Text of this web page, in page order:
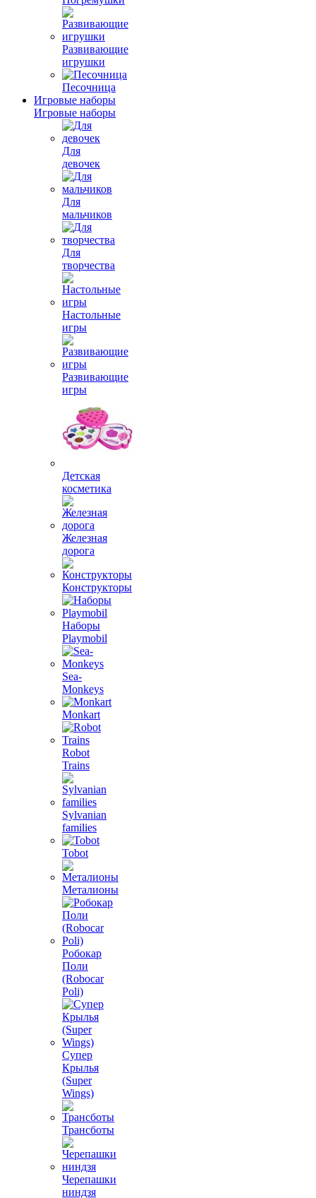
Развивающие
игрушки
Песочница
Игровые наборы
Игровые наборы
Для
девочек
Для
мальчиков
Для
творчества
Настольные
игры
Развивающие
игры
Детская
косметика
Железная
дорога
Конструкторы
Наборы
Playmobil
Sea-
Monkeys
Monkart
Robot
Trains
Sylvanian
families
Tobot
Металионы
Робокар
Поли
(Robocar
Poli)
Супер
Крылья
(Super
Wings)
Трансботы
Черепашки
ниндзя